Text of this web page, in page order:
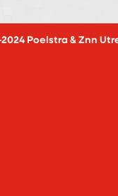
Poelstra & Znn